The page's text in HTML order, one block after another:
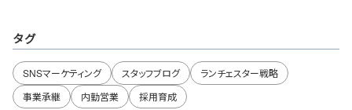
タグ
SNSマーケティング スタッフブログ
ランチェスター戦略
事業承継
内勤営業 採用育成